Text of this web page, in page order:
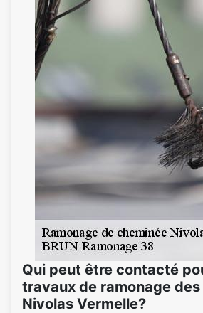
Qui peut être contacté
travaux de ramonage
Nivolas Vermelle?